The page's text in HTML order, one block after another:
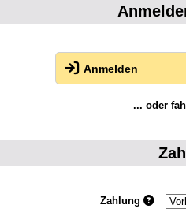
Anmelden
... oder
Zahlung